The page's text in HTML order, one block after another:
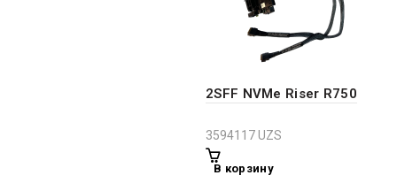
2SFF NVMe Riser R750
3594117UZS
В корзину